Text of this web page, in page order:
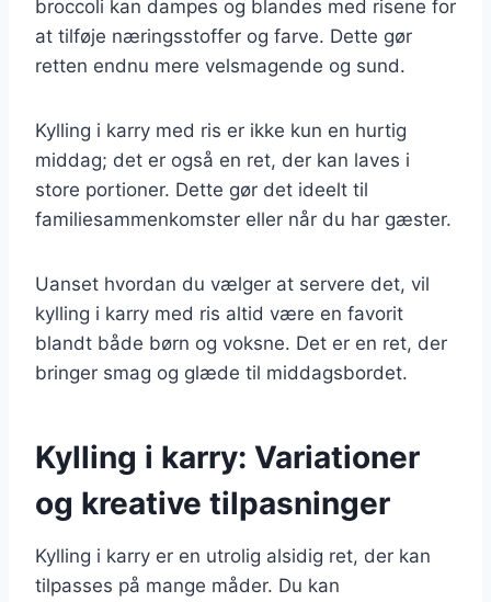
broccoli kan dampes og blandes med risene for
at tilføje næringsstoffer og farve. Dette gør
retten endnu mere velsmagende og sund.
Kylling i karry med ris er ikke kun en hurtig
middag; det er også en ret, der kan laves i
store portioner. Dette gør det ideelt til
familiesammenkomster eller når du har gæster.
Uanset hvordan du vælger at servere det, vil
kylling i karry med ris altid være en favorit
blandt både børn og voksne. Det er en ret, der
bringer smag og glæde til middagsbordet.
Kylling i karry: Variationer
og kreative tilpasninger
Kylling i karry er en utrolig alsidig ret, der kan
tilpasses på mange måder. Du kan